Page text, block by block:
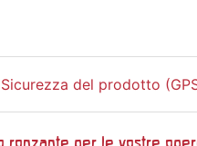
Sicurezza del prodotto
ronzante per le vostre